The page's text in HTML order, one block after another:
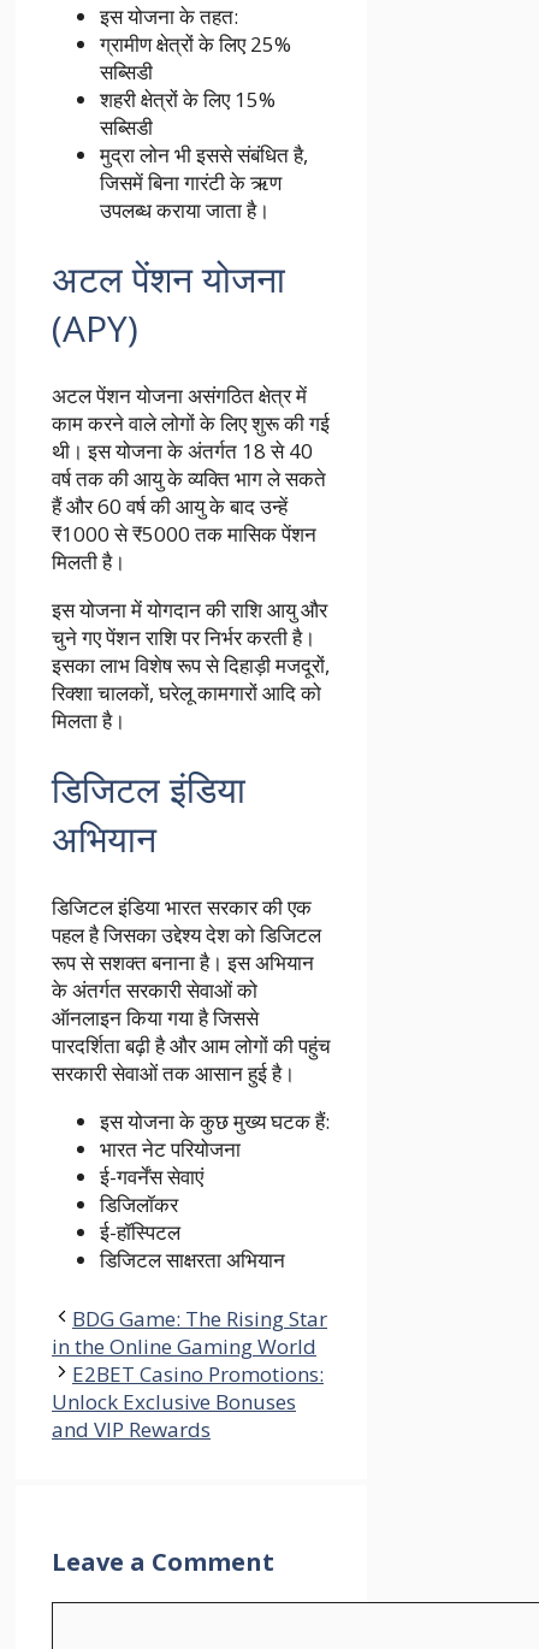
इस योजना के तहत:
ग्रामीण क्षेत्रों के लिए 25%
सब्सिडी
शहरी क्षेत्रों के लिए 15%
सब्सिडी
मुद्रा लोन भी इससे संबंधित है,
जिसमें बिना गारंटी के ऋण
उपलब्ध कराया जाता है।
अटल पेंशन योजना
(APY)
अटल पेंशन योजना असंगठित क्षेत्र में
काम करने वाले लोगों के लिए शुरू की गई
थी। इस योजना के अंतर्गत 18 से 40
वर्ष तक की आयु के व्यक्ति भाग ले सकते
हैं और 60 वर्ष की आयु के बाद उन्हें
₹1000 से ₹5000 तक मासिक पेंशन
मिलती है।
इस योजना में योगदान की राशि आयु और
चुने गए पेंशन राशि पर निर्भर करती है।
इसका लाभ विशेष रूप से दिहाड़ी मजदूरों,
रिक्शा चालकों, घरेलू कामगारों आदि को
मिलता है।
डिजिटल इंडिया
अभियान
डिजिटल इंडिया भारत सरकार की एक
पहल है जिसका उद्देश्य देश को डिजिटल
रूप से सशक्त बनाना है। इस अभियान
के अंतर्गत सरकारी सेवाओं को
ऑनलाइन किया गया है जिससे
पारदर्शिता बढ़ी है और आम लोगों की पहुंच
सरकारी सेवाओं तक आसान हुई है।
इस योजना के कुछ मुख्य घटक हैं:
भारत नेट परियोजना
ई-गवर्नेंस सेवाएं
डिजिलॉकर
ई-हॉस्पिटल
डिजिटल साक्षरता अभियान
BDG Game: The Rising Star
in the Online Gaming World
E2BET Casino Promotions:
Unlock Exclusive Bonuses
and VIP Rewards
Leave a Comment